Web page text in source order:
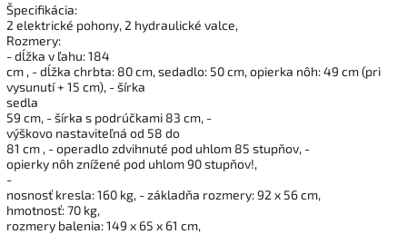
Špecifikácia:
2 elektrické pohony, 2 hydraulické valce,
Rozmery:
- dĺžka v ľahu: 184
cm , - dĺžka chrbta: 80 cm, sedadlo: 50 cm, opierka nôh: 49 cm (pri
vysunutí + 15 cm), - šírka
sedla
59 cm, - šírka s podrúčkami 83 cm, -
výškovo nastaviteľná od 58 do
81 cm , - operadlo zdvihnuté pod uhlom 85 stupňov, -
opierky nôh znížené pod uhlom 90 stupňov!,
-
nosnosť kresla: 160 kg, - základňa rozmery: 92 x 56 cm,
hmotnosť: 70 kg,
rozmery balenia: 149 x 65 x 61 cm,